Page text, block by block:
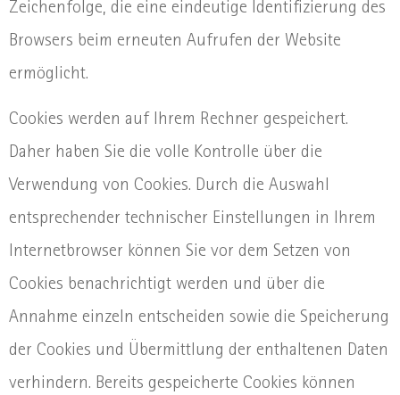
Zeichenfolge, die eine eindeutige Identifizierung des
Browsers beim erneuten Aufrufen der Website
ermöglicht.
Cookies werden auf Ihrem Rechner gespeichert.
Daher haben Sie die volle Kontrolle über die
Verwendung von Cookies. Durch die Auswahl
entsprechender technischer Einstellungen in Ihrem
Internetbrowser können Sie vor dem Setzen von
Cookies benachrichtigt werden und über die
Annahme einzeln entscheiden sowie die Speicherung
der Cookies und Übermittlung der enthaltenen Daten
verhindern. Bereits gespeicherte Cookies können